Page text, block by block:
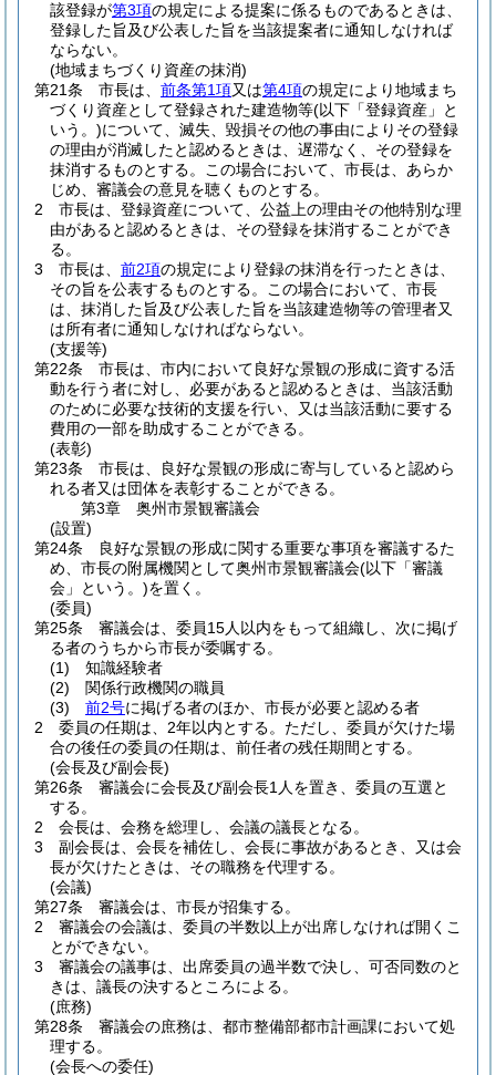
該登録が第3項の規定による提案に係るものであるときは、
登録した旨及び公表した旨を当該提案者に通知しなければ
ならない。
(地域まちづくり資産の抹消)
第21条
市長は、 前条第1項又は第4項の規定により地域まち
づくり資産として登録された建造物等(以下「登録資産」と
いう。)について、滅失、毀損その他の事由によりその登録
の理由が消滅したと認めるときは、遅滞なく、その登録を
抹消するものとする。
この場合において、市長は、あらか
じめ、審議会の意見を聴くものとする。
2
市長は、登録資産について、公益上の理由その他特別な理
由があると認めるときは、その登録を抹消することができ
る。
3
市長は、 前2項の規定により登録の抹消を行ったときは、
その旨を公表するものとする。
この場合において、市長
は、抹消した旨及び公表した旨を当該建造物等の管理者又
は所有者に通知しなければならない。
(支援等)
第22条
市長は、市内において良好な景観の形成に資する活
動を行う者に対し、必要があると認めるときは、当該活動
のために必要な技術的支援を行い、又は当該活動に要する
費用の一部を助成することができる。
(表彰)
第23条
市長は、良好な景観の形成に寄与していると認めら
れる者又は団体を表彰することができる。
第3章
奥州市景観審議会
(設置)
第24条
良好な景観の形成に関する重要な事項を審議するた
め、市長の附属機関として奥州市景観審議会(以下「審議
会」という。)を置く。
(委員)
第25条
審議会は、委員15人以内をもって組織し、次に掲げ
る者のうちから市長が委嘱する。
(1)
知識経験者
(2)
関係行政機関の職員
(3)
前2号に掲げる者のほか、市長が必要と認める者
2
委員の任期は、2年以内とする。 ただし、委員が欠けた場
合の後任の委員の任期は、前任者の残任期間とする。
(会長及び副会長)
第26条
審議会に会長及び副会長1人を置き、委員の互選と
する。
2
会長は、会務を総理し、会議の議長となる。
3
副会長は、会長を補佐し、会長に事故があるとき、又は会
長が欠けたときは、その職務を代理する。
(会議)
第27条
審議会は、市長が招集する。
2
審議会の会議は、委員の半数以上が出席しなければ開くこ
とができない。
3
審議会の議事は、出席委員の過半数で決し、可否同数のと
きは、議長の決するところによる。
(庶務)
第28条
審議会の庶務は、都市整備部都市計画課において処
理する。
(会長への委任)